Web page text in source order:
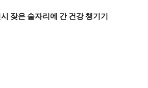
잦은 술자리에 간 건강 챙기기